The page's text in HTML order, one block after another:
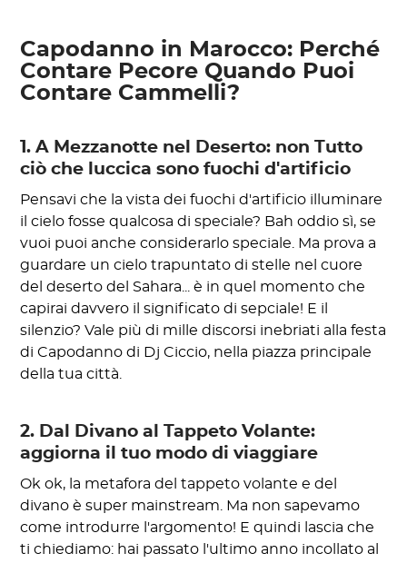
Capodanno in Marocco: Perché
Contare Pecore Quando Puoi
Contare Cammelli?
1. A Mezzanotte nel Deserto: non Tutto
ciò che luccica sono fuochi d'artificio
Pensavi che la vista dei fuochi d'artificio illuminare
il cielo fosse qualcosa di speciale? Bah oddio sì, se
vuoi puoi anche considerarlo speciale. Ma prova a
guardare un cielo trapuntato di stelle nel cuore
del deserto del Sahara... è in quel momento che
capirai davvero il significato di sepciale! E il
silenzio? Vale più di mille discorsi inebriati alla festa
di Capodanno di Dj Ciccio, nella piazza principale
della tua città.
2. Dal Divano al Tappeto Volante:
aggiorna il tuo modo di viaggiare
Ok ok, la metafora del tappeto volante e del
divano è super mainstream. Ma non sapevamo
come introdurre l'argomento! E quindi lascia che
ti chiediamo: hai passato l'ultimo anno incollato al